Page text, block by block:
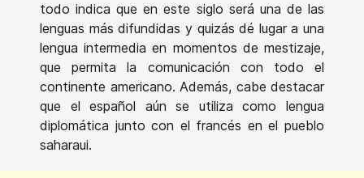
todo indica que en este siglo será una de las
lenguas más difundidas y quizás dé lugar a una
lengua intermedia en momentos de mestizaje,
que permita la comunicación con todo el
continente americano. Además, cabe destacar
que el español aún se utiliza como lengua
diplomática junto con el francés en el pueblo
saharaui.